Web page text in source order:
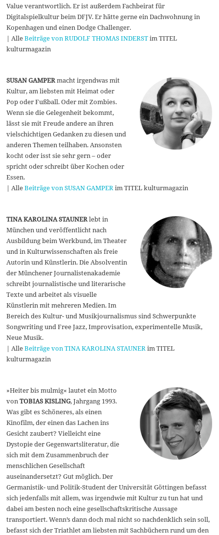
Value verantwortlich. Er ist außerdem Fachbeirat für
Digitalspielkultur beim DFJV. Er hätte gerne ein Dachwohnung in
Kopenhagen und einen Dodge Challenger.
| AlleBeiträge von RUDOLF THOMAS INDERSTim TITEL
kulturmagazin
SUSAN GAMPERmacht irgendwas mit
Kultur, am liebsten mit Heimat oder
Pop oder Fußball. Oder mit Zombies.
Wenn sie die Gelegenheit bekommt,
lässt sie mit Freude andere an ihren
vielschichtigen Gedanken zu diesen und
anderen Themen teilhaben. Ansonsten
kocht oder isst sie sehr gern – oder
spricht oder schreibt über Kochen oder
Essen.
| AlleBeiträge von SUSAN GAMPERim TITEL kulturmagazin
TINA KAROLINA STAUNERlebt in
München und veröffentlicht nach
Ausbildung beim Werkbund, im Theater
und in Kulturwissenschaften als freie
Autorin und Künstlerin. Die Absolventin
der Münchener Journalistenakademie
schreibt journalistische und literarische
Texte und arbeitet als visuelle
Künstlerin mit mehreren Medien. Im
Bereich des Kultur- und Musikjournalismus sind Schwerpunkte
Songwriting und Free Jazz, Improvisation, experimentelle Musik,
Neue Musik.
| AlleBeiträge von TINA KAROLINA STAUNERim TITEL
kulturmagazin
»Heiter bis mulmig« lautet ein Motto
vonTOBIAS KISLING, Jahrgang 1993.
Was gibt es Schöneres, als einen
Kinofilm, der einen das Lachen ins
Gesicht zaubert? Vielleicht eine
Dystopie der Gegenwartsliteratur, die
sich mit dem Zusammenbruch der
menschlichen Gesellschaft
auseinandersetzt? Gut möglich. Der
Germanistik- und Politik-Student der Universität Göttingen befasst
sich jedenfalls mit allem, was irgendwie mit Kultur zu tun hat und
dabei am besten noch eine gesellschaftskritische Aussage
transportiert. Wenn’s dann doch mal nicht so nachdenklich sein soll,
befasst sich der Triathlet am liebsten mit Sachbüchern rund um den